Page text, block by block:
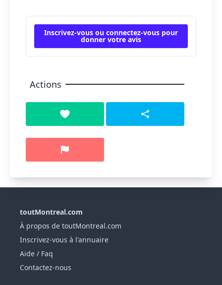
Inscrivez-vous ou connectez-vous pour
donner votre avis
Actions
toutMontreal.com
À propos de toutMontreal.com
Inscrivez-vous à l'annuaire
Aide / Faq
Contactez-nous